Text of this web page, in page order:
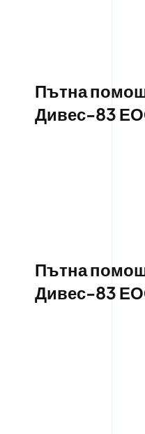
Пътна
Дивес-83
Пътна
Дивес-83